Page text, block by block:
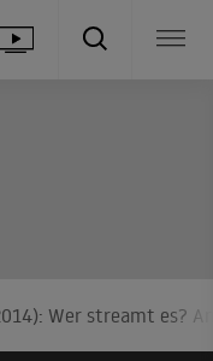
Wer streamt es?